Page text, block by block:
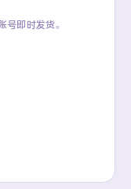
即时发货。